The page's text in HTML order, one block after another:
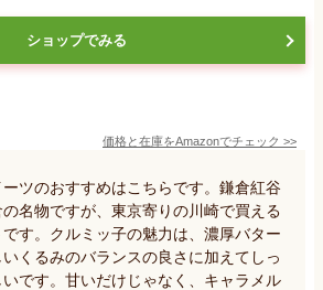
ショップでみる
価格と在庫をAmazonでチェック >>
ツのおすすめはこちらです。鎌倉紅谷
名物ですが、東京寄りの川崎で買える
す。クルミッ子の魅力は、濃厚バター
くるみのバランスの良さに加えてしっ
です。甘いだけじゃなく、キャラメル